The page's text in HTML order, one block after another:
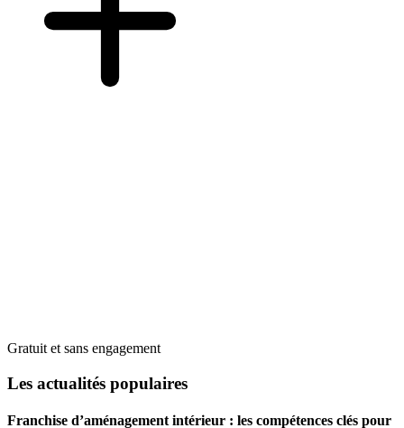
Gratuit et sans engagement
Les actualités populaires
Franchise d’aménagement intérieur : les compétences clés pour